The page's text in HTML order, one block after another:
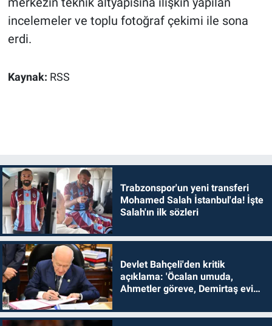
incelemeler ve toplu fotoğraf çekimi ile sona
erdi.
Kaynak: RSS
Trabzonspor'un yeni transferi
Mohamed Salah İstanbul'da! İşte
Salah'ın ilk sözleri
Devlet Bahçeli'den kritik
açıklama: 'Öcalan umuda,
Ahmetler göreve, Demirtaş evine